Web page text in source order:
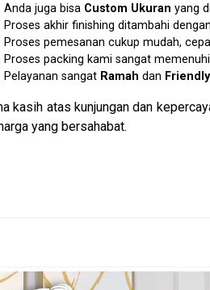
Anda juga bisa Custom Ukuran yang
Proses akhir finishing ditambahi
Proses pemesanan cukup mudah,
Proses packing kami sangat
Pelayanan sangat Ramah dan Friendly
kasih atas kunjungan dan
yang bersahabat.